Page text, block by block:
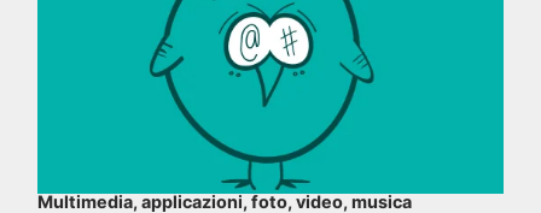
Multimedia, applicazioni, foto, video, musica